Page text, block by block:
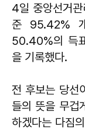
4일 중앙선거
준 95.42%
50.40%의 득
을 기록했다.
전 후보는 당선
들의 뜻을 무겁
하겠다는 다짐